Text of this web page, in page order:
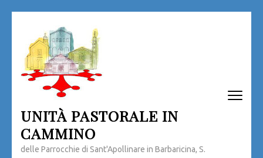
contenuto
(premi
invio)
UNITÀ PASTORALE IN
CAMMINO
delle Parrocchie di Sant'Apollinare in Barbaricina, S.